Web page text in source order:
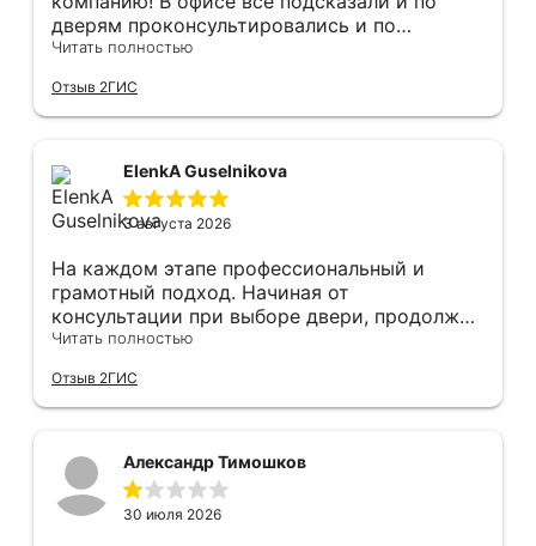
дверям проконсультировались и по
фурнитуре. Анастасия ответила на все
Монтаж быстро, качественно и аккуратно,
Сергея прямо рекомендую! С утра до
мусор убирает после монтажа. Рекомендую!
Читать полностью
Отзыв 2ГИС
ElenkA Guselnikova
3 августа 2026
На каждом этапе профессиональный и
грамотный подход. Начиная от
консультации при выборе двери, продолжая
оперативным замером, завершая быстрой и
оформление двери - отдельное спасибо!
Рекомендуем и планируем в дальнейшем, по
Читать полностью
Отзыв 2ГИС
Александр Тимошков
30 июля 2026